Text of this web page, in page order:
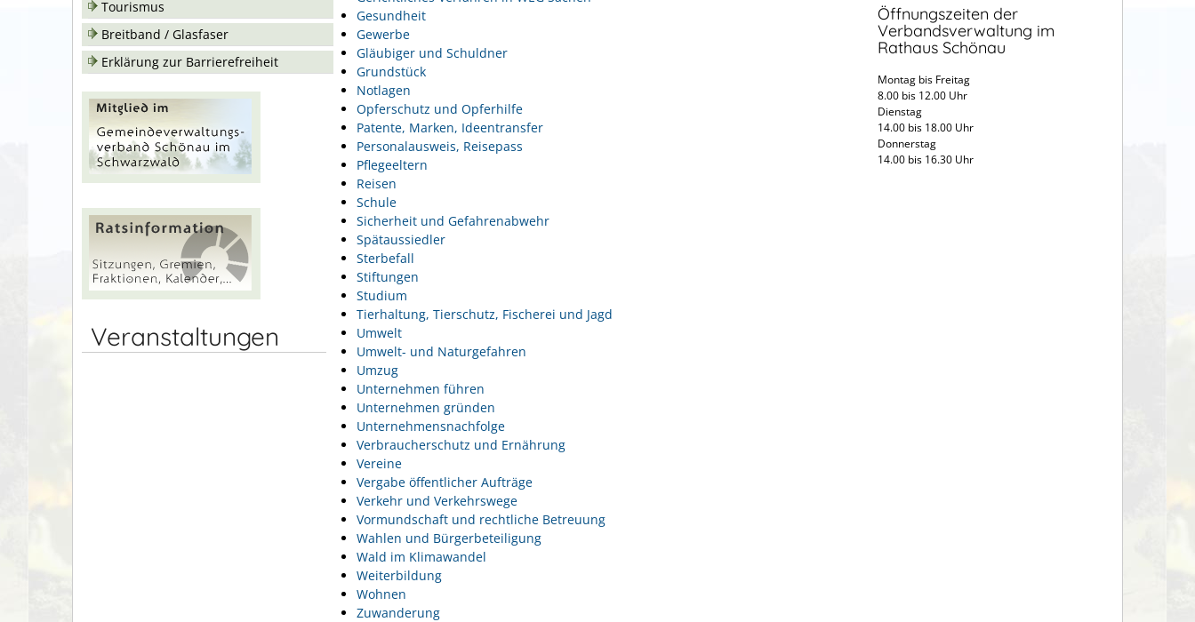
Tourismus
Breitband / Glasfaser
Erklärung zur Barrierefreiheit
Veranstaltungen
Gesundheit
Gewerbe
Gläubiger und Schuldner
Grundstück
Notlagen
Opferschutz und Opferhilfe
Patente, Marken, Ideentransfer
Personalausweis, Reisepass
Pflegeeltern
Reisen
Schule
Sicherheit und Gefahrenabwehr
Spätaussiedler
Sterbefall
Stiftungen
Studium
Tierhaltung, Tierschutz, Fischerei und Jagd
Umwelt
Umwelt- und Naturgefahren
Umzug
Unternehmen führen
Unternehmen gründen
Unternehmensnachfolge
Verbraucherschutz und Ernährung
Vereine
Vergabe öffentlicher Aufträge
Verkehr und Verkehrswege
Vormundschaft und rechtliche Betreuung
Wahlen und Bürgerbeteiligung
Wald im Klimawandel
Weiterbildung
Wohnen
Zuwanderung
Öffnungszeiten der
Verbandsverwaltung im
Rathaus Schönau
Montag bis Freitag
8.00 bis 12.00 Uhr
Dienstag
14.00 bis 18.00 Uhr
Donnerstag
14.00 bis 16.30 Uhr